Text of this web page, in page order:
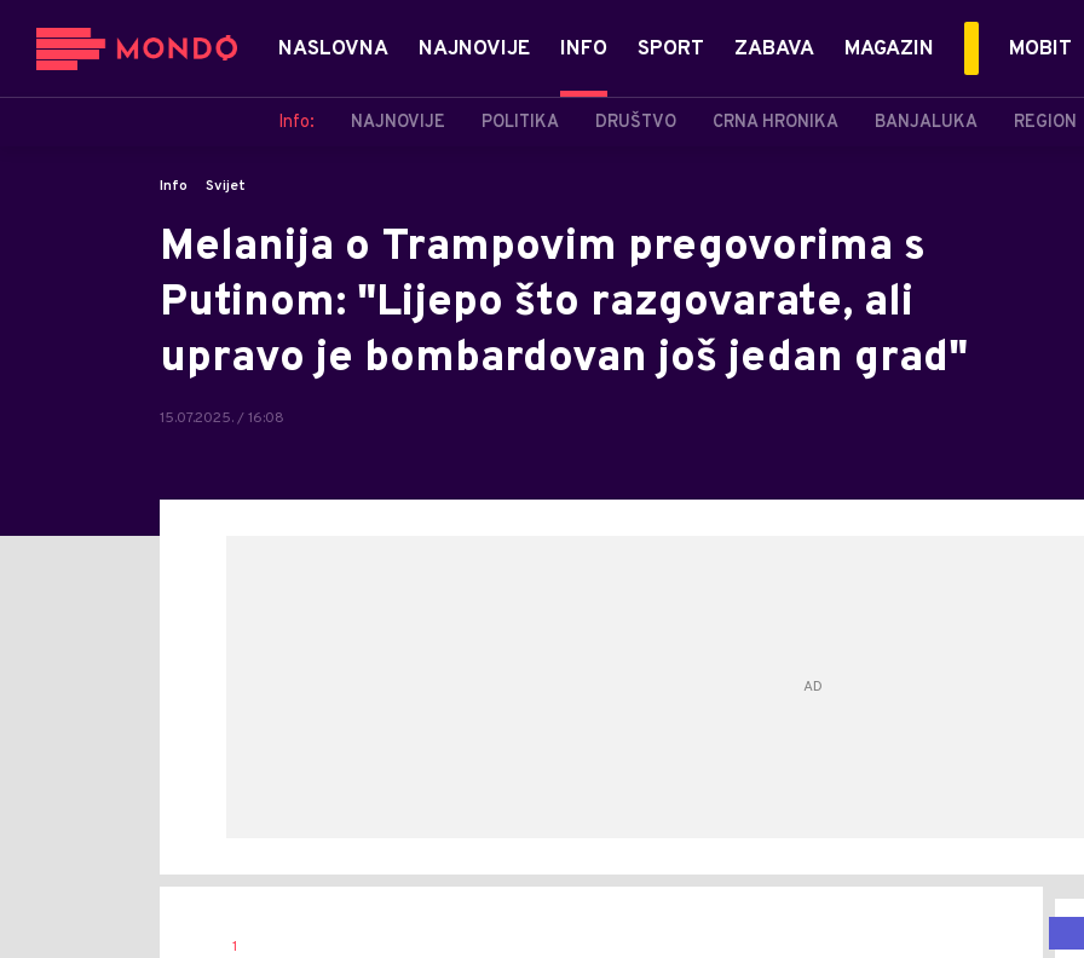
NASLOVNA NAJNOVIJE INFO
Info: NAJNOVIJE POLITIKA DRUŠTVO CRNA HRONIKA BANJALUKA REGION
SPORT ZABAVA MAGAZIN MOBIT
Info Svijet
Melanija o Trampovim pregovorima s
Putinom: "Lijepo što razgovarate, ali
upravo je bombardovan još jedan grad"
15.07.2025. / 16:08
AUTOR
1